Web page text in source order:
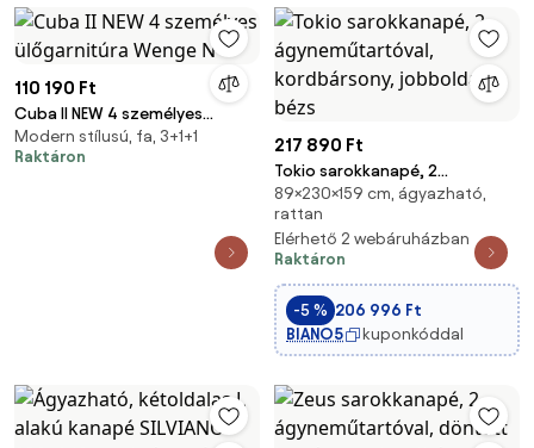
110 190 Ft
Cuba II NEW 4 személyes
ülőgarnitúra Wenge N
Modern stílusú, fa, 3+1+1
Raktáron
217 890 Ft
Tokio sarokkanapé, 2
ágyneműtartóval, kordbársony,
jobboldali, bézs
89×230×159 cm, ágyazható,
rattan
Elérhető 2 webáruházban
Raktáron
-5 % 206 996 Ft
BIANO5
kuponkóddal